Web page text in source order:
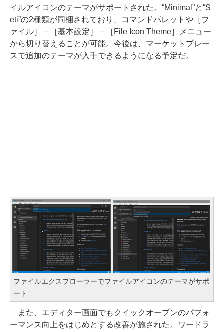
イルアイコンのテーマがサポートされた。“Minimal”と“S
eti”の2種類が同梱されており、コマンドパレットや［フ
ァイル］－［基本設定］－［File Icon Theme］メニュー
から切り替えることが可能。今後は、マーケットプレー
スで追加のテーマが入手できるようになる予定だ。
ファイルエクスプローラーでファイルアイコンのテーマがサポ
ート
また、エディター画面でもクイックオープンのパフォ
ーマンス向上をはじめとする改善が施された。ワードラ